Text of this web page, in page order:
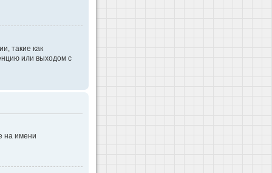
такие как
или выходом с
на имени